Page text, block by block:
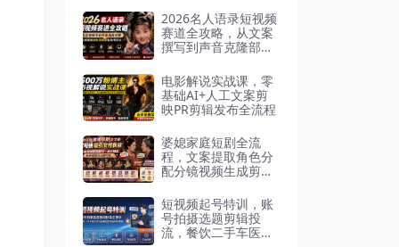
2026名人语录短视频
赛道全攻略，从文案
撰写到声音克隆部
现双赢制作技术
电影解说实战课，零
基础AI+人工文案剪
映PR剪辑发布全流程
婆媳家庭短剧全流
程，文案提取角色分
配分镜视频生成剪
短视频起号特训，账
号拍摄选题剪辑投
流，餐饮二手车医疗